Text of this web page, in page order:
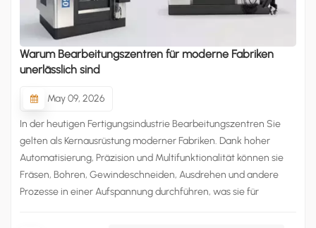
Polski
عربي
Warum Bearbeitungszentren für moderne Fabriken
unerlässlich sind
May 09, 2026
In der heutigen Fertigungsindustrie Bearbeitungszentren Sie
gelten als Kernausrüstung moderner Fabriken. Dank hoher
Automatisierung, Präzision und Multifunktionalität können sie
Fräsen, Bohren, Gewindeschneiden, Ausdrehen und andere
Prozesse in einer Aufspannung durchführen, was sie für